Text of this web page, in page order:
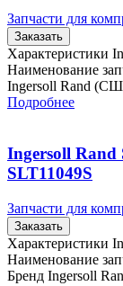
Запчасти для
Заказать
Характеристики
Наименование
Ingersoll Rand
Подробнее
Ingersoll Rand
SLT11049S
Запчасти для
Заказать
Характеристики
Наименование
Бренд Ingersoll